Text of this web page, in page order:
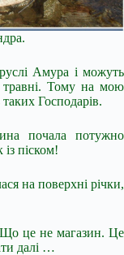
Амура і можуть
травні. Тому на мою
Господарів.
почала потужно
піском!
на поверхні річки,
Що це не магазин. Це
далі …